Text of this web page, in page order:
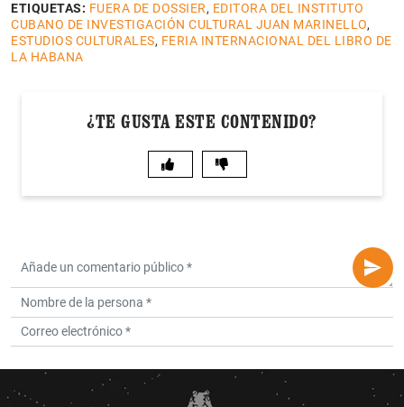
ETIQUETAS: FUERA DE DOSSIER, EDITORA DEL INSTITUTO
CUBANO DE INVESTIGACIÓN CULTURAL JUAN MARINELLO,
ESTUDIOS CULTURALES, FERIA INTERNACIONAL DEL LIBRO DE
LA HABANA
¿TE GUSTA ESTE CONTENIDO?